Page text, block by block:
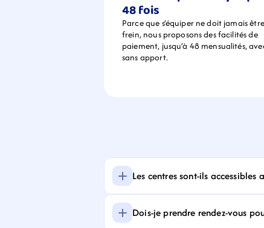
48 fois
Parce que s’équiper ne doit jamais
frein, nous proposons des facilités de
paiement, jusqu’à 48 mensualités,
sans apport.
Les centres sont-ils
Dois-je prendre rendez-vous